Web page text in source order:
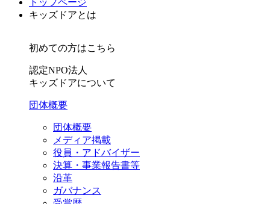
トップページ
キッズドアとは
初めての方はこちら
認定NPO法人
キッズドアについて
団体概要
団体概要
メディア掲載
役員・アドバイザー
決算・事業報告書等
沿革
ガバナンス